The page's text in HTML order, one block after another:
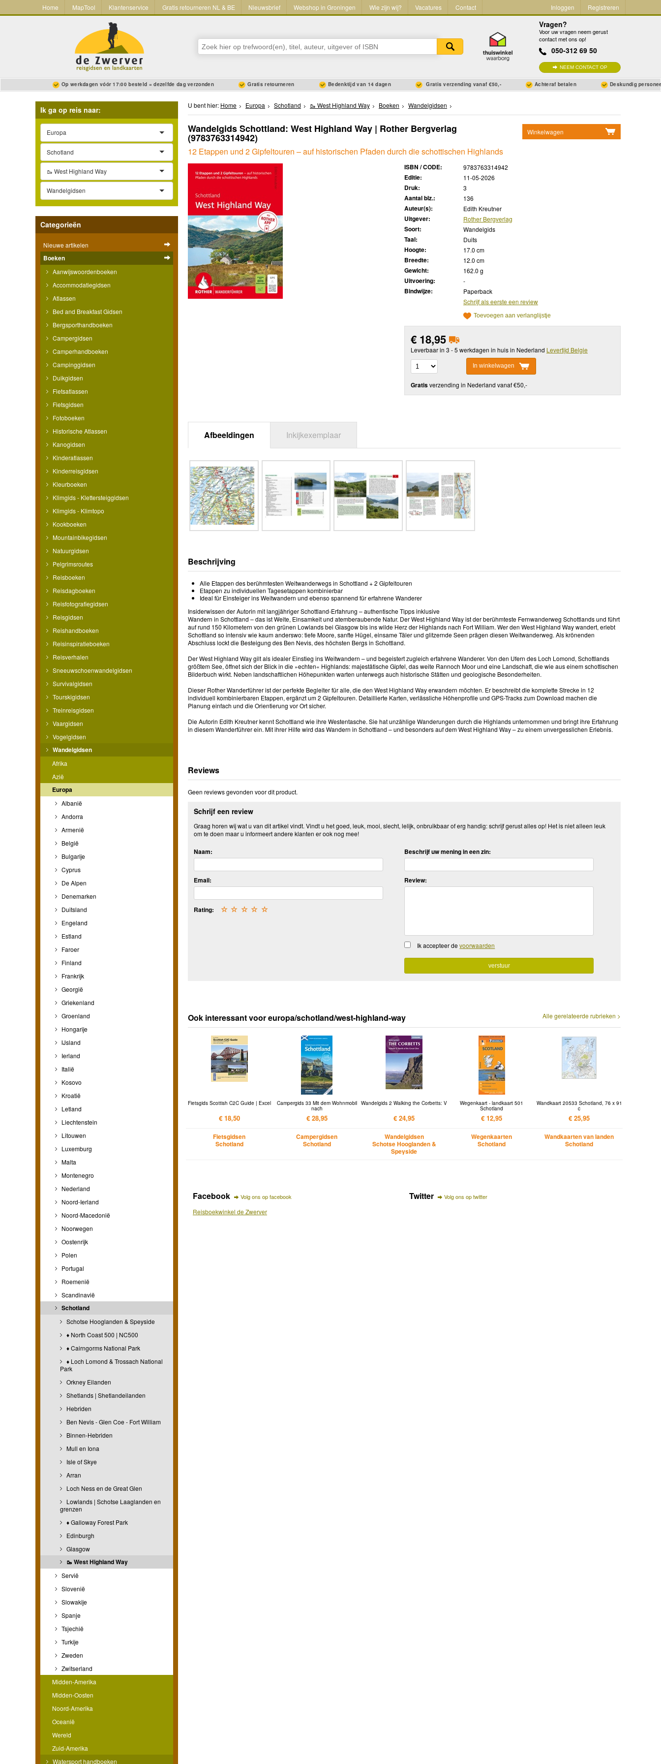
Home MapTool Klantenservice Gratis retourneren NL & BE Nieuwsbrief Webshop in Groningen Wie zijn wij? Vacatures Contact Inloggen Registreren
Vragen?
Voor uw vragen neem gerust
contact met ons op!
050-312 69 50
NEEM CONTACT OP
Op werkdagen vóór 17:00 besteld = dezelfde dag verzonden Gratis retourneren Bedenktijd van 14 dagen Gratis verzending vanaf €50,- Achteraf betalen Deskundig
Ik ga op reis naar:
Europa
Schotland
🥾 West Highland Way
Wandelgidsen
Categorieën
Nieuwe artikelen
Boeken
Aanwijswoordenboeken
Accommodatiegidsen
Atlassen
Bed and Breakfast Gidsen
Bergsporthandboeken
Campergidsen
Camperhandboeken
Campinggidsen
Duikgidsen
Fietsatlassen
Fietsgidsen
Fotoboeken
Historische Atlassen
Kanogidsen
Kinderatlassen
Kinderreisgidsen
Kleurboeken
Klimgids - Klettersteiggidsen
Klimgids - Klimtopo
Kookboeken
Mountainbikegidsen
Natuurgidsen
Pelgrimsroutes
Reisboeken
Reisdagboeken
Reisfotografiegidsen
Reisgidsen
Reishandboeken
Reisinspiratieboeken
Reisverhalen
Sneeuwschoenwandelgidsen
Survivalgidsen
Tourskigidsen
Treinreisgidsen
Vaargidsen
Vogelgidsen
Wandelgidsen
Afrika
Azië
Europa
Albanië
Andorra
Armenië
België
Bulgarije
Cyprus
De Alpen
Denemarken
Duitsland
Engeland
Estland
Faroer
Finland
Frankrijk
Georgië
Griekenland
Groenland
Hongarije
IJsland
Ierland
Italië
Kosovo
Kroatië
Letland
Liechtenstein
Litouwen
Luxemburg
Malta
Montenegro
Nederland
Noord-Ierland
Noord-Macedonië
Noorwegen
Oostenrijk
Polen
Portugal
Roemenië
Scandinavië
Schotland
Schotse Hooglanden & Speyside
♦ North Coast 500 | NC500
♦ Cairngorms National Park
♦ Loch Lomond & Trossach National
Park
Orkney Eilanden
Shetlands | Shetlandeilanden
Hebriden
Ben Nevis - Glen Coe - Fort William
Binnen-Hebriden
Mull en Iona
Isle of Skye
Arran
Loch Ness en de Great Glen
Lowlands | Schotse Laaglanden en
grenzen
♦ Galloway Forest Park
Edinburgh
Glasgow
🥾 West Highland Way
Servië
Slovenië
Slowakije
Spanje
Tsjechië
Turkije
Zweden
Zwitserland
Midden-Amerika
Midden-Oosten
Noord-Amerika
Oceanië
Wereld
Zuid-Amerika
Watersport handboeken
U bent hier: Home Europa Schotland 🥾 West Highland Way Boeken Wandelgidsen
Winkelwagen
Wandelgids Schottland: West Highland Way | Rother Bergverlag
(9783763314942)
12 Etappen und 2 Gipfeltouren – auf historischen Pfaden durch die schottischen Highlands
ISBN / CODE: 9783763314942
Editie: 11-05-2026
Druk: 3
Aantal blz.: 136
Auteur(s): Edith Kreutner
Uitgever: Rother Bergverlag
Soort: Wandelgids
Taal: Duits
Hoogte: 17.0 cm
Breedte: 12.0 cm
Gewicht: 162.0 g
Uitvoering: -
Bindwijze:
Paperback
Schrijf als eerste een review
Toevoegen aan verlanglijstje
€ 18,95
Leverbaar in 3 - 5 werkdagen in huis in Nederland Levertijd Belgie
In winkelwagen
Gratisverzending in Nederland vanaf €50,-
Afbeeldingen Inkijkexemplaar
Beschrijving
Alle Etappen des berühmtesten Weitwanderwegs in Schottland + 2 Gipfeltouren
Etappen zu individuellen Tagesetappen kombinierbar
Ideal für Einsteiger ins Weitwandern und ebenso spannend für erfahrene Wanderer
Insiderwissen der Autorin mit langjähriger Schottland-Erfahrung – authentische Tipps inklusive
Wandern in Schottland – das ist Weite, Einsamkeit und atemberaubende Natur. Der West Highland Way ist der berühmteste Fernwanderweg Schottlands und führt
auf rund 150 Kilometern von den grünen Lowlands bei Glasgow bis ins wilde Herz der Highlands nach Fort William. Wer den West Highland Way wandert, erlebt
Schottland so intensiv wie kaum anderswo: tiefe Moore, sanfte Hügel, einsame Täler und glitzernde Seen prägen diesen Weitwanderweg. Als krönenden
Abschluss lockt die Besteigung des Ben Nevis, des höchsten Bergs in Schottland.
Der West Highland Way gilt als idealer Einstieg ins Weitwandern – und begeistert zugleich erfahrene Wanderer. Von den Ufern des Loch Lomond, Schottlands
größtem See, öffnet sich der Blick in die »echten« Highlands: majestätische Gipfel, das weite Rannoch Moor und eine Landschaft, die wie aus einem schottischen
Bilderbuch wirkt. Neben landschaftlichen Höhepunkten warten unterwegs auch historische Stätten und geologische Besonderheiten.
Dieser Rother Wanderführer ist der perfekte Begleiter für alle, die den West Highland Way erwandern möchten. Er beschreibt die komplette Strecke in 12
individuell kombinierbaren Etappen, ergänzt um 2 Gipfeltouren. Detaillierte Karten, verlässliche Höhenprofile und GPS-Tracks zum Download machen die
Planung einfach und die Orientierung vor Ort sicher.
Die Autorin Edith Kreutner kennt Schottland wie ihre Westentasche. Sie hat unzählige Wanderungen durch die Highlands unternommen und bringt ihre Erfahrung
in diesem Wanderführer ein. Mit ihrer Hilfe wird das Wandern in Schottland – und besonders auf dem West Highland Way – zu einem unvergesslichen Erlebnis.
Reviews
Geen reviews gevonden voor dit product.
Schrijf een review
Graag horen wij wat u van dit artikel vindt. Vindt u het goed, leuk, mooi, slecht, lelijk, onbruikbaar of erg handig: schrijf gerust alles op! Het is niet alleen leuk
om te doen maar u informeert andere klanten er ook nog mee!
Naam:
Email:
Rating: ☆
☆
☆
☆
☆
Beschrijf uw mening in een zin:
Review:
Ik accepteer devoorwaarden
Alle gerelateerde rubrieken >
Ook interessant voor europa/schotland/west-highland-way
Fietsgids Scottish C2C Guide | Excel
€ 18,50
Fietsgidsen
Schotland
Campergids 33 Mit dem Wohnmobil
nach
€ 28,95
Campergidsen
Schotland
Wandelgids 2 Walking the Corbetts: V
€ 24,95
Wandelgidsen
Schotse Hooglanden &
Speyside
Wegenkaart - landkaart 501
Schotland
€ 12,95
Wegenkaarten
Schotland
Wandkaart 20533 Schotland, 76 x 91
c
€ 25,95
Wandkaarten van landen
Schotland
Facebook Volg ons op facebook
Reisboekwinkel de Zwerver
Twitter Volg ons op twitter